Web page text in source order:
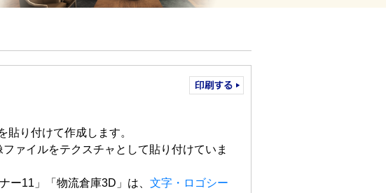
り付けて作成します。
ァイルをテクスチャとして貼り付けていま
ー11」「物流倉庫3D」は、 文字・ロゴシー